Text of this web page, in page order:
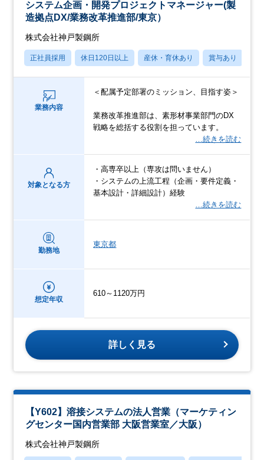
システム企画・開発プロジェクトマネージャー(製
造拠点DX/業務改革推進部/東京）
株式会社神戸製鋼所
正社員採用 休日120日以上 産休・育休あり 賞与あり
業務内容
＜配属予定部署のミッション、目指す姿＞
業務改革推進部は、素形材事業部門のDX
戦略を総括する役割を担っています。
…続きを読む
対象となる方
・高専卒以上（専攻は問いません）
・システムの上流工程（企画・要件定義・
基本設計・詳細設計）経験
…続きを読む
勤務地
東京都
想定年収
610～1120万円
詳しく見る
【Y602】溶接システムの法人営業（マーケティン
グセンター国内営業部 大阪営業室／大阪）
株式会社神戸製鋼所